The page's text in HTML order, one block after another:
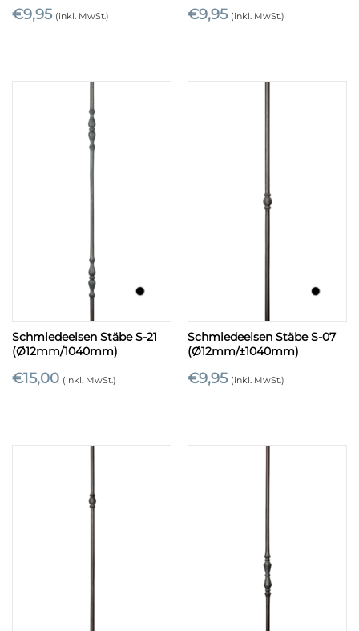
€9,95 (inkl. MwSt.) €9,95 (inkl. MwSt.)
Schmiedeeisen Stäbe S-21
(Ø12mm/1040mm)
€15,00 (inkl. MwSt.)
Schmiedeeisen Stäbe S-07
(Ø12mm/±1040mm)
€9,95 (inkl. MwSt.)